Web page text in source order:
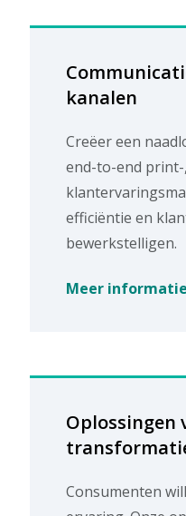
kanalen
Creëer een
end-to-end
efficiëntie en
bewerkstelligen.
Meer informatie
Oplossingen
Consumenten